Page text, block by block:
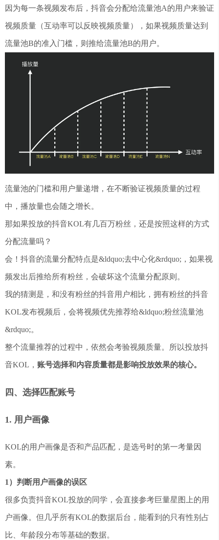
因为每一条视频发布后，抖音会分配给流量池A的用户来验证
视频质量（互动率可以反映视频质量），如果视频质量达到
流量池B的准入门槛，则推给流量池B的用户。
流量池的门槛和用户量递增，在不断验证视频质量的过程
中，播放量也会随之增长。
那如果投放的抖音KOL有几百万粉丝，还是按照这样的方式
分配流量吗？
会！抖音的流量分配特点是&ldquo;去中心化&rdquo;，如果视
频发出后推给所有粉丝，会破坏这个流量分配原则。
我的猜测是，和没有粉丝的抖音用户相比，拥有粉丝的抖音
KOL发布视频后，会将视频优先推荐给&ldquo;粉丝流量池
&rdquo;。
整个流量推荐的过程中，依然会考验视频质量。所以投放抖
音KOL， 账号选择和内容质量都是影响投放效果的核心。
四、选择匹配账号
1. 用户画像
KOL的用户画像是否和产品匹配，是选号时的第一考量因
素。
1）判断用户画像的误区
很多负责抖音KOL投放的同学，会直接参考巨量星图上的用
户画像。但几乎所有KOL的数据后台，能看到的只有性别占
比、年龄段分布等基础的数据。